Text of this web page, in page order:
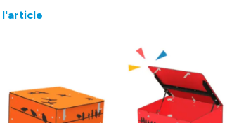
l'article